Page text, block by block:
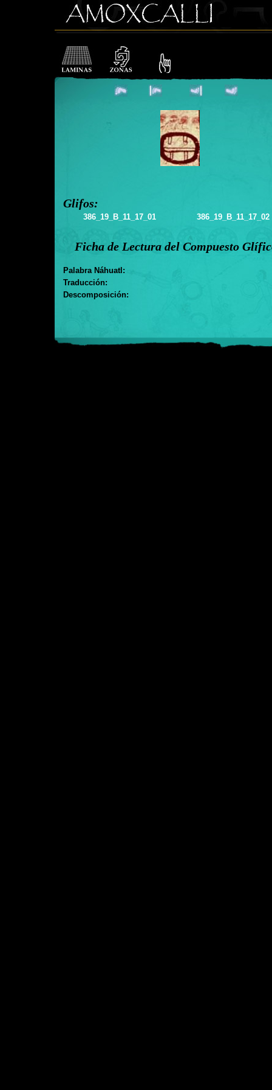
Glifos:
386_19_B_11_17_01 386_19_B_11_17_02
Ficha de Lectura del Compuesto
Palabra Náhuatl:
Traducción:
Descomposición: